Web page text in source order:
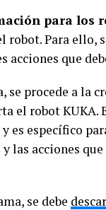
para los
robot. Para
acciones que
se procede a la
el robot KUKA.
es específico
las acciones
se debe